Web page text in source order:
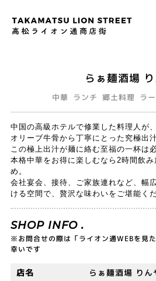
らぁ麺酒場
中華 ランチ 郷土料理 ラ
中国の高級ホテルで修業した料理人が
オリーブ牛骨から丁寧にとった究極出
この極上出汁が麺に絡む至福の一杯は
本格中華をお得に楽しむなら2時間飲
め。
会社宴会、接待、ご家族連れなど、幅
ける空間で、贅沢な味わいをご堪能くだ
SHOP INFO .
※お問合せの際は「ライオン通WEBを見
幸いです
店名
らぁ麺酒場 りん